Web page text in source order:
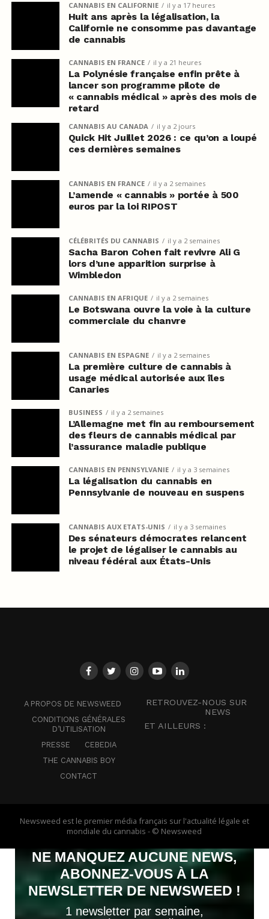
CANNABIS EN CALIFORNIE il y a 17 heures
Huit ans après la légalisation, la
Californie ne consomme pas davantage
de cannabis
CANNABIS EN FRANCE il y a 21 heures
La Polynésie française enfin prête à
lancer son programme pilote de
« cannabis médical » après des mois de
retard
CANNABIS AU CANADA il y a 2 jours
Quick Hit Juillet 2026 : ce qu’on a loupé
ces dernières semaines
CANNABIS EN FRANCE il y a 2 semaines
L’amende « cannabis » portée à 500
euros par la loi RIPOST
CÉLÉBRITÉS DU CANNABIS il y a 2 semaines
Sacha Baron Cohen fait revivre Ali G
lors d’une apparition surprise à
Wimbledon
CANNABIS EN AFRIQUE il y a 2 semaines
Le Botswana ouvre la voie à la culture
commerciale du chanvre
CANNABIS EN ESPAGNE il y a 2 semaines
La première culture de cannabis à
usage médical autorisée aux îles
Canaries
BUSINESS il y a 2 semaines
L’Allemagne met fin au remboursement
des fleurs de cannabis médical par
l’assurance maladie publique
CANNABIS EN PENNSYLVANIE il y a 3 semaines
La légalisation du cannabis en
Pennsylvanie de nouveau en suspens
CANNABIS AUX ETATS-UNIS il y a 3 semaines
Des sénateurs démocrates relancent
le projet de légaliser le cannabis au
niveau fédéral aux États-Unis
A PROPOS DE NEWSWEED
CONDITIONS GÉNÉRALES
D’UTILISATION
PRESSE
CEBEDIA
THE CANNABIS BOY
CONTACT
RETROUVEZ-NOUS SUR
NEWS
ET AILLEURS :
Newsweed est le premier média français sur l'actualité légale et
mondiale du cannabis - © Newsweed
NE MANQUEZ AUCUNE NEWS,
ABONNEZ-VOUS À LA
NEWSLETTER DE NEWSWEED !
1 newsletter par semaine,